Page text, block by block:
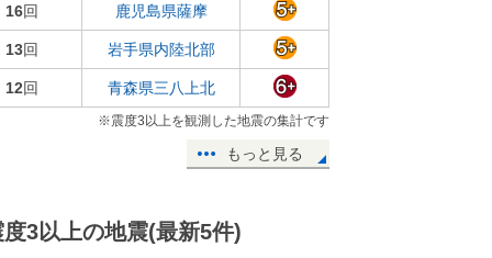
16回 鹿児島県薩摩
13回 岩手県内陸北部
12回 青森県三八上北
※震度3以上を観測した地震の集計です
もっと見る
度3以上の地震(最新5件)